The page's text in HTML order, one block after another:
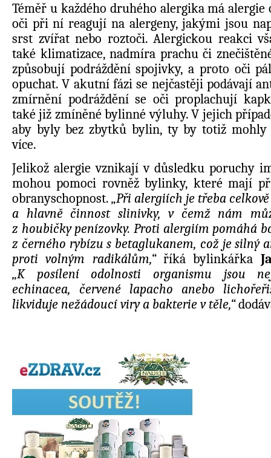
Téměř u každého druhého alergika má alergie
oči při ní reagují na alergeny, jakými jsou
srst zvířat nebo roztoči. Alergickou reakci
také klimatizace, nadmíra prachu či
způsobují podráždění spojivky, a proto oči
opuchat. V akutní fázi se nejčastěji podávají
zmírnění podráždění se oči proplachují
také již zmíněné bylinné výluhy. V jejich
aby byly bez zbytků bylin, ty by totiž mohly
více.
Jelikož alergie vznikají v důsledku poruchy
mohou pomoci rovněž bylinky, které mají
obranyschopnost. „Při alergiích je třeba
a hlavně činnost slinivky, v čemž nám
z houbičky penízovky. Proti alergiím pomáhá
z černého rybízu s betaglukanem, což je silný
proti volným radikálům,“ říká bylinkářka
„K posílení odolnosti organismu jsou
echinacea, červené lapacho anebo
likviduje nežádoucí viry a bakterie v těle,“